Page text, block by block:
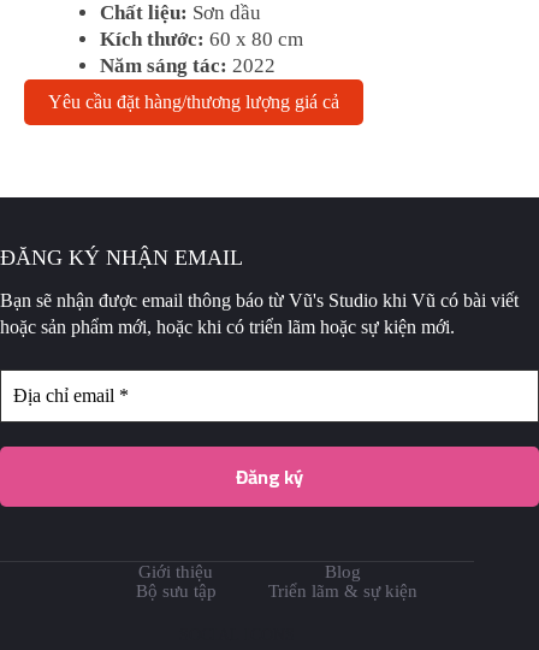
Chất liệu: Sơn dầu
Kích thước: 60 x 80 cm
Năm sáng tác: 2022
Yêu cầu đặt hàng/thương lượng giá cả
ĐĂNG KÝ NHẬN EMAIL
Bạn sẽ nhận được email thông báo từ Vũ's Studio khi Vũ có bài viết
hoặc sản phẩm mới, hoặc khi có triển lãm hoặc sự kiện mới.
Giới thiệu
Bộ sưu tập
Blog
Triển lãm & sự kiện